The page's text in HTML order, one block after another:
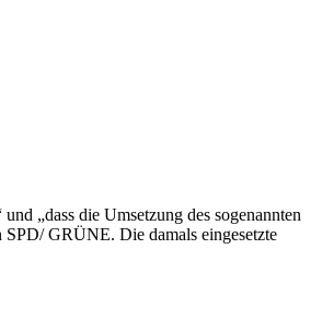
„dass die Umsetzung des sogenannten
SPD/ GRÜNE. Die damals eingesetzte